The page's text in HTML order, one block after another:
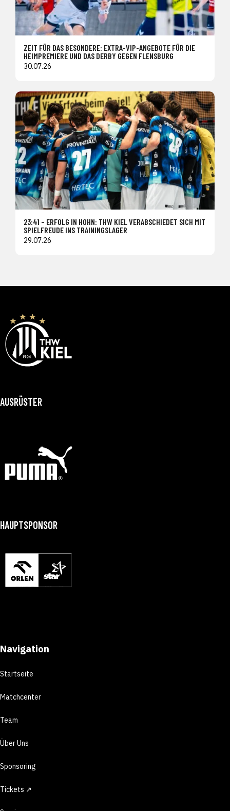
ZEIT FÜR DAS BESONDERE: EXTRA-VIP-ANGEBOTE FÜR DIE
HEIMPREMIERE UND DAS DERBY GEGEN FLENSBURG
30.07.26
23:41 – ERFOLG IN HOHN: THW KIEL VERABSCHIEDET SICH MIT
SPIELFREUDE INS TRAININGSLAGER
29.07.26
AUSRÜSTER
HAUPTSPONSOR
Navigation
Startseite
Matchcenter
Team
Über Uns
Sponsoring
Tickets ↗